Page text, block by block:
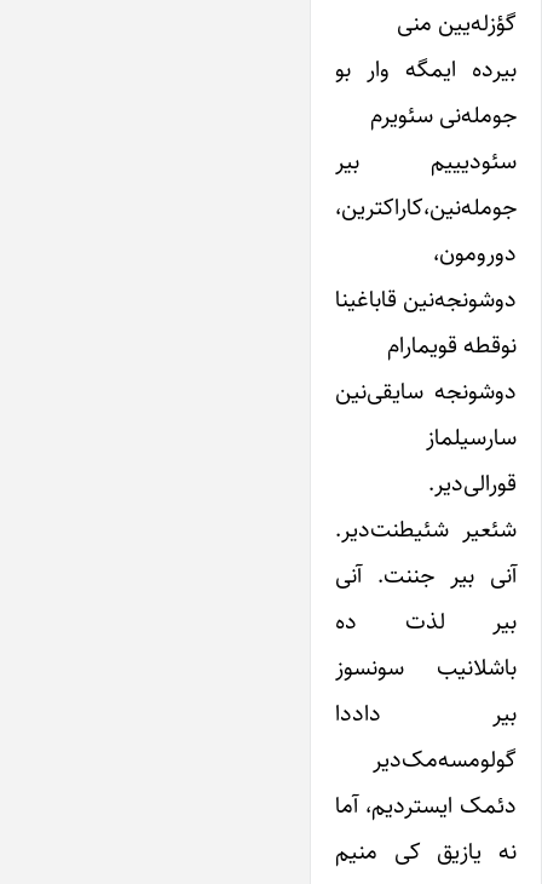
گؤزله‌یین منی
بیرده ایمگه وار بو
جومله‌نی سئویرم
سئودیییم بیر
جومله‌نین،کاراکترین،
دورومون،
دوشونجه‌نین قاباغینا
نوقطه قویمارام
دوشونجه سایقی‌نین
سارسیلماز
قورالی‌دیر.
شئعیر شئیطنت‌دیر.
آنی بیر جننت. آنی
بیر لذت ده
باشلانیب سونسوز
بیر داددا
گولومسه‌مک‌دیر
دئمک ایستردیم، آما
نه یازیق کی منیم